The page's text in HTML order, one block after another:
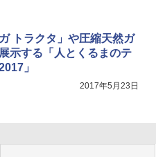
トラクタ」や圧縮天然ガ
示する「人とくるまのテ
」
2017年5月23日